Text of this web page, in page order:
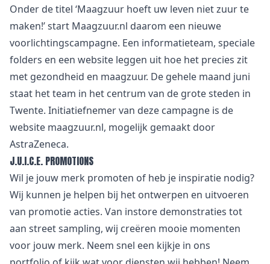
Onder de titel ‘Maagzuur hoeft uw leven niet zuur te
maken!’ start Maagzuur.nl daarom een nieuwe
voorlichtingscampagne. Een informatieteam, speciale
folders en een website leggen uit hoe het precies zit
met gezondheid en maagzuur. De gehele maand juni
staat het team in het centrum van de grote steden in
Twente. Initiatiefnemer van deze campagne is de
website maagzuur.nl, mogelijk gemaakt door
AstraZeneca.
J.U.I.C.E. PROMOTIONS
Wil je jouw merk promoten of heb je inspiratie nodig?
Wij kunnen je helpen bij het ontwerpen en uitvoeren
van promotie acties. Van instore demonstraties tot
aan street sampling, wij creëren mooie momenten
voor jouw merk. Neem snel een kijkje in ons